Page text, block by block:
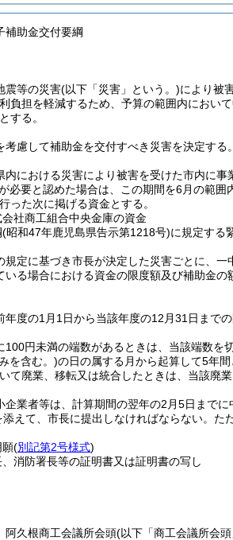
補助金交付要綱
震等の災害(以下「災害」という。)により被
負担を軽減するため、予算の範囲内におい
する。
慮して補助金を交付すべき災害を決定する。
における災害により被害を受けた市内に
必要と認めた場合は、この期間を6月の範囲
った次に掲げる資金とする。
社商工組合中央金庫の資金
(昭和47年鹿児島県告示第1218号)に規定する
規定に基づき市長が決定した災害ごとに、一
る場合における資金の限度額及び補助金
度の1月1日から当該年度の12月31日までの
円未満の端数があるときは、当該端数を
を含む。)の日の属する月から起算して5年間
て廃業、移転又は統合したときは、当該廃
業者等は、計算期間の翌年の2月5日まで
えて、市長に提出しなければならない。 た
願(別記第2号様式)
消防署長等の証明書又は証明書の写し
阿久根商工会議所会頭(以下「商工会議所会